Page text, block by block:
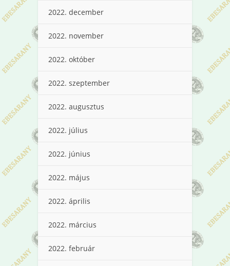
2022. december
2022. november
2022. október
2022. szeptember
2022. augusztus
2022. július
2022. június
2022. május
2022. április
2022. március
2022. február